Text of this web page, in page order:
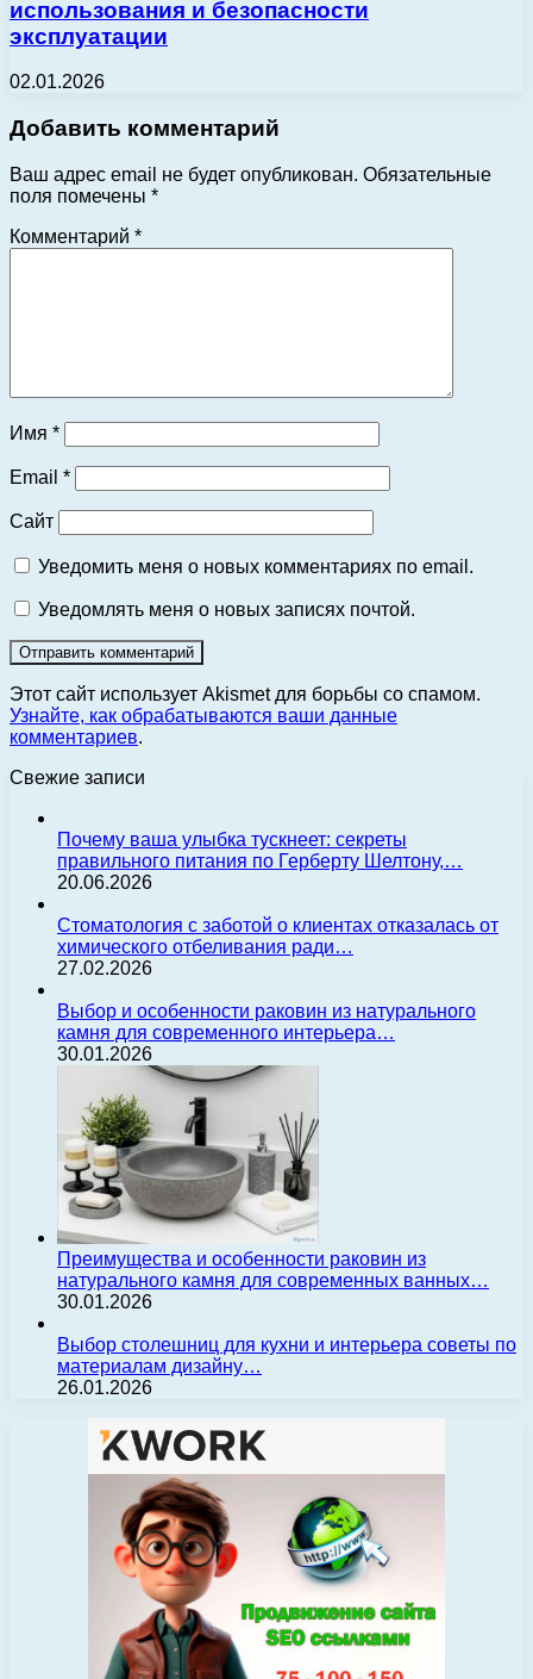
использования и безопасности
эксплуатации
02.01.2026
Добавить комментарий
Ваш адрес email не будет опубликован. Обязательные
поля помечены *
Комментарий *
Имя *
Email *
Сайт
Уведомить меня о новых комментариях по email.
Уведомлять меня о новых записях почтой.
Этот сайт использует Akismet для борьбы со спамом.
Узнайте, как обрабатываются ваши данные
комментариев.
Свежие записи
Почему ваша улыбка тускнеет: секреты
правильного питания по Герберту Шелтону,…
20.06.2026
Стоматология с заботой о клиентах отказалась от
химического отбеливания ради…
27.02.2026
Выбор и особенности раковин из натурального
камня для современного интерьера…
30.01.2026
Преимущества и особенности раковин из
натурального камня для современных ванных…
30.01.2026
Выбор столешниц для кухни и интерьера советы по
материалам дизайну…
26.01.2026